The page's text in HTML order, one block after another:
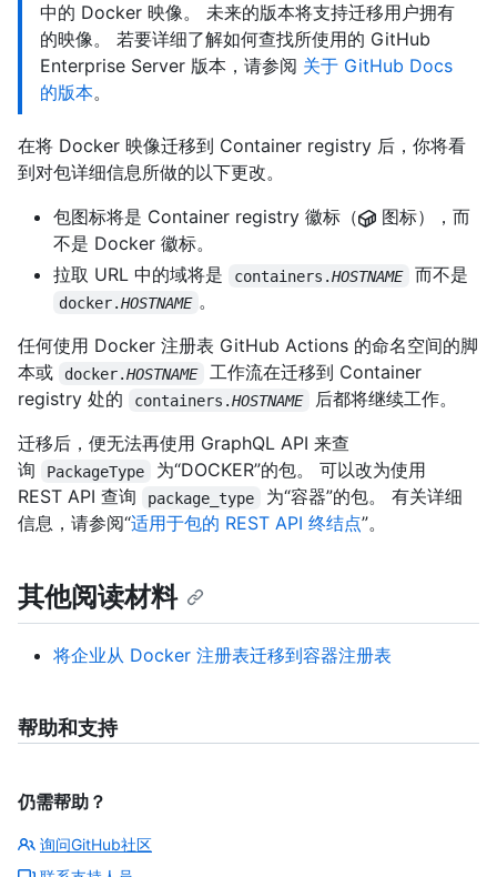
中的 Docker 映像。 未来的版本将支持迁移用户拥有
的映像。 若要详细了解如何查找所使用的 GitHub
Enterprise Server 版本，请参阅 关于 GitHub Docs
的版本。
在将 Docker 映像迁移到 Container registry 后，你将看
到对包详细信息所做的以下更改。
包图标将是 Container registry 徽标（
图标），而
不是 Docker 徽标。
拉取 URL 中的域将是
containers.HOSTNAME 而不是
docker.HOSTNAME 。
任何使用 Docker 注册表 GitHub Actions 的命名空间的脚
本或
docker.HOSTNAME
工作流在迁移到 Container
registry 处的
containers.HOSTNAME
后都将继续工作。
迁移后，便无法再使用 GraphQL API 来查
询
PackageType
为“DOCKER”的包。 可以改为使用
REST API 查询
package_type
为“容器”的包。 有关详细
信息，请参阅“适用于包的 REST API 终结点”。
其他阅读材料
将企业从 Docker 注册表迁移到容器注册表
帮助和支持
仍需帮助？
询问GitHub社区